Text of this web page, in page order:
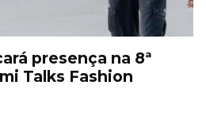
presença na 8ª
Talks Fashion